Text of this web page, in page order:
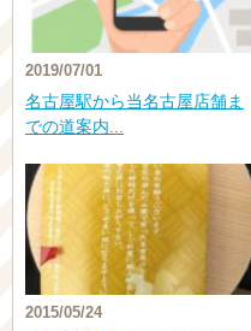
2019/07/01
名古屋駅から当名古屋店舗ま
での道案内...
2015/05/24